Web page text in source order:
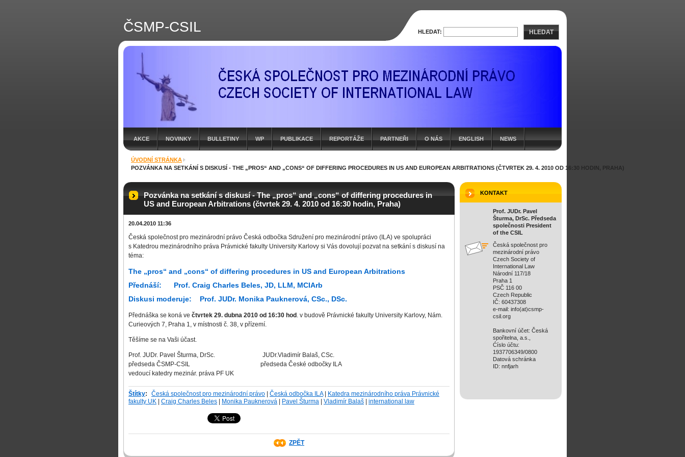
ČSMP-CSIL
AKCE NOVINKY BULLETINY WP PUBLIKACE REPORTÁŽE PARTNEŘI O NÁS ENGLISH NEWS
ÚVODNÍ STRÁNKA
POZVÁNKA NA SETKÁNÍ S DISKUSÍ - THE „PROS“ AND „CONS“ OF DIFFERING PROCEDURES IN US AND EUROPEAN ARBITRATIONS (ČTVRTEK 29. 4. 2010 OD 16:30 HODIN, PRAHA)
Pozvánka na setkání s diskusí - The „pros“ and „cons“ of differing procedures in
US and European Arbitrations (čtvrtek 29. 4. 2010 od 16:30 hodin, Praha)
20.04.2010 11:36
Česká společnost pro mezinárodní právo Česká odbočka Sdružení pro mezinárodní právo (ILA) ve spolupráci
s Katedrou mezinárodního práva Právnické fakulty University Karlovy si Vás dovolují pozvat na setkání s diskusí na
téma:
The „pros“ and „cons“ of differing procedures in US and European Arbitrations
Přednáší: Prof. Craig Charles Beles, JD, LLM, MCIArb
Diskusi moderuje: Prof. JUDr. Monika Pauknerová, CSc., DSc.
Přednáška se koná ve čtvrtek 29. dubna 2010 od 16:30 hod . v budově Právnické fakulty University Karlovy, Nám.
Curieových 7, Praha 1, v místnosti č. 38, v přízemí.
Těšíme se na Vaši účast.
Prof. JUDr. Pavel Šturma, DrSc. JUDr.Vladimír Balaš, CSc.
předseda ČSMP-CSIL předseda České odbočky ILA
vedoucí katedry mezinár. práva PF UK
Štítky: Česká společnost pro mezinárodní právo Česká odbočka ILA
Katedra mezinárodního práva Právnické
fakulty UK
Craig Charles Beles Monika Pauknerová Pavel Šturma Vladimír Balaš international law
ZPĚT
KONTAKT
Prof. JUDr. Pavel
Šturma, DrSc. Předseda
společnosti President
of the CSIL
Česká společnost pro
mezinárodní právo
Czech Society of
International Law
Národní 117/18
Praha 1
PSČ 116 00
Czech Republic
IČ: 60437308
e-mail: info(at)csmp-
csil.org
Bankovní účet: Česká
spořitelna, a.s.,
Ćíslo účtu:
1937706349/0800
Datová schránka
ID: nnfjarh
HLEDAT: HLEDAT